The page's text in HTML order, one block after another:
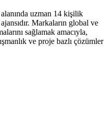
uzman 14 kişilik
Markaların global ve
sağlamak amacıyla,
ve proje bazlı çözümler